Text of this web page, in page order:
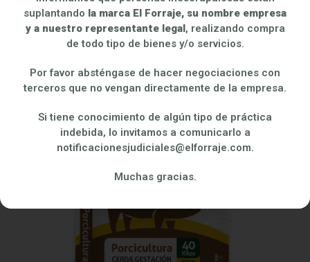
suplantando la marca El Forraje, su nombre empresa
y a nuestro representante legal, realizando compra
de todo tipo de bienes y/o servicios.
Por favor absténgase de hacer negociaciones con
terceros que no vengan directamente de la empresa.
Si tiene conocimiento de algún tipo de práctica
indebida, lo invitamos a comunicarlo a
notificacionesjudiciales@elforraje.com.
Muchas gracias.